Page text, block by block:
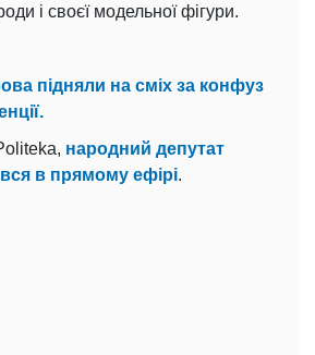
і своєї модельної фігури.
підняли на сміх за конфуз
народний депутат
в прямому ефірі.